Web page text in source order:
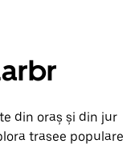
din oraș și din jur
trasee populare